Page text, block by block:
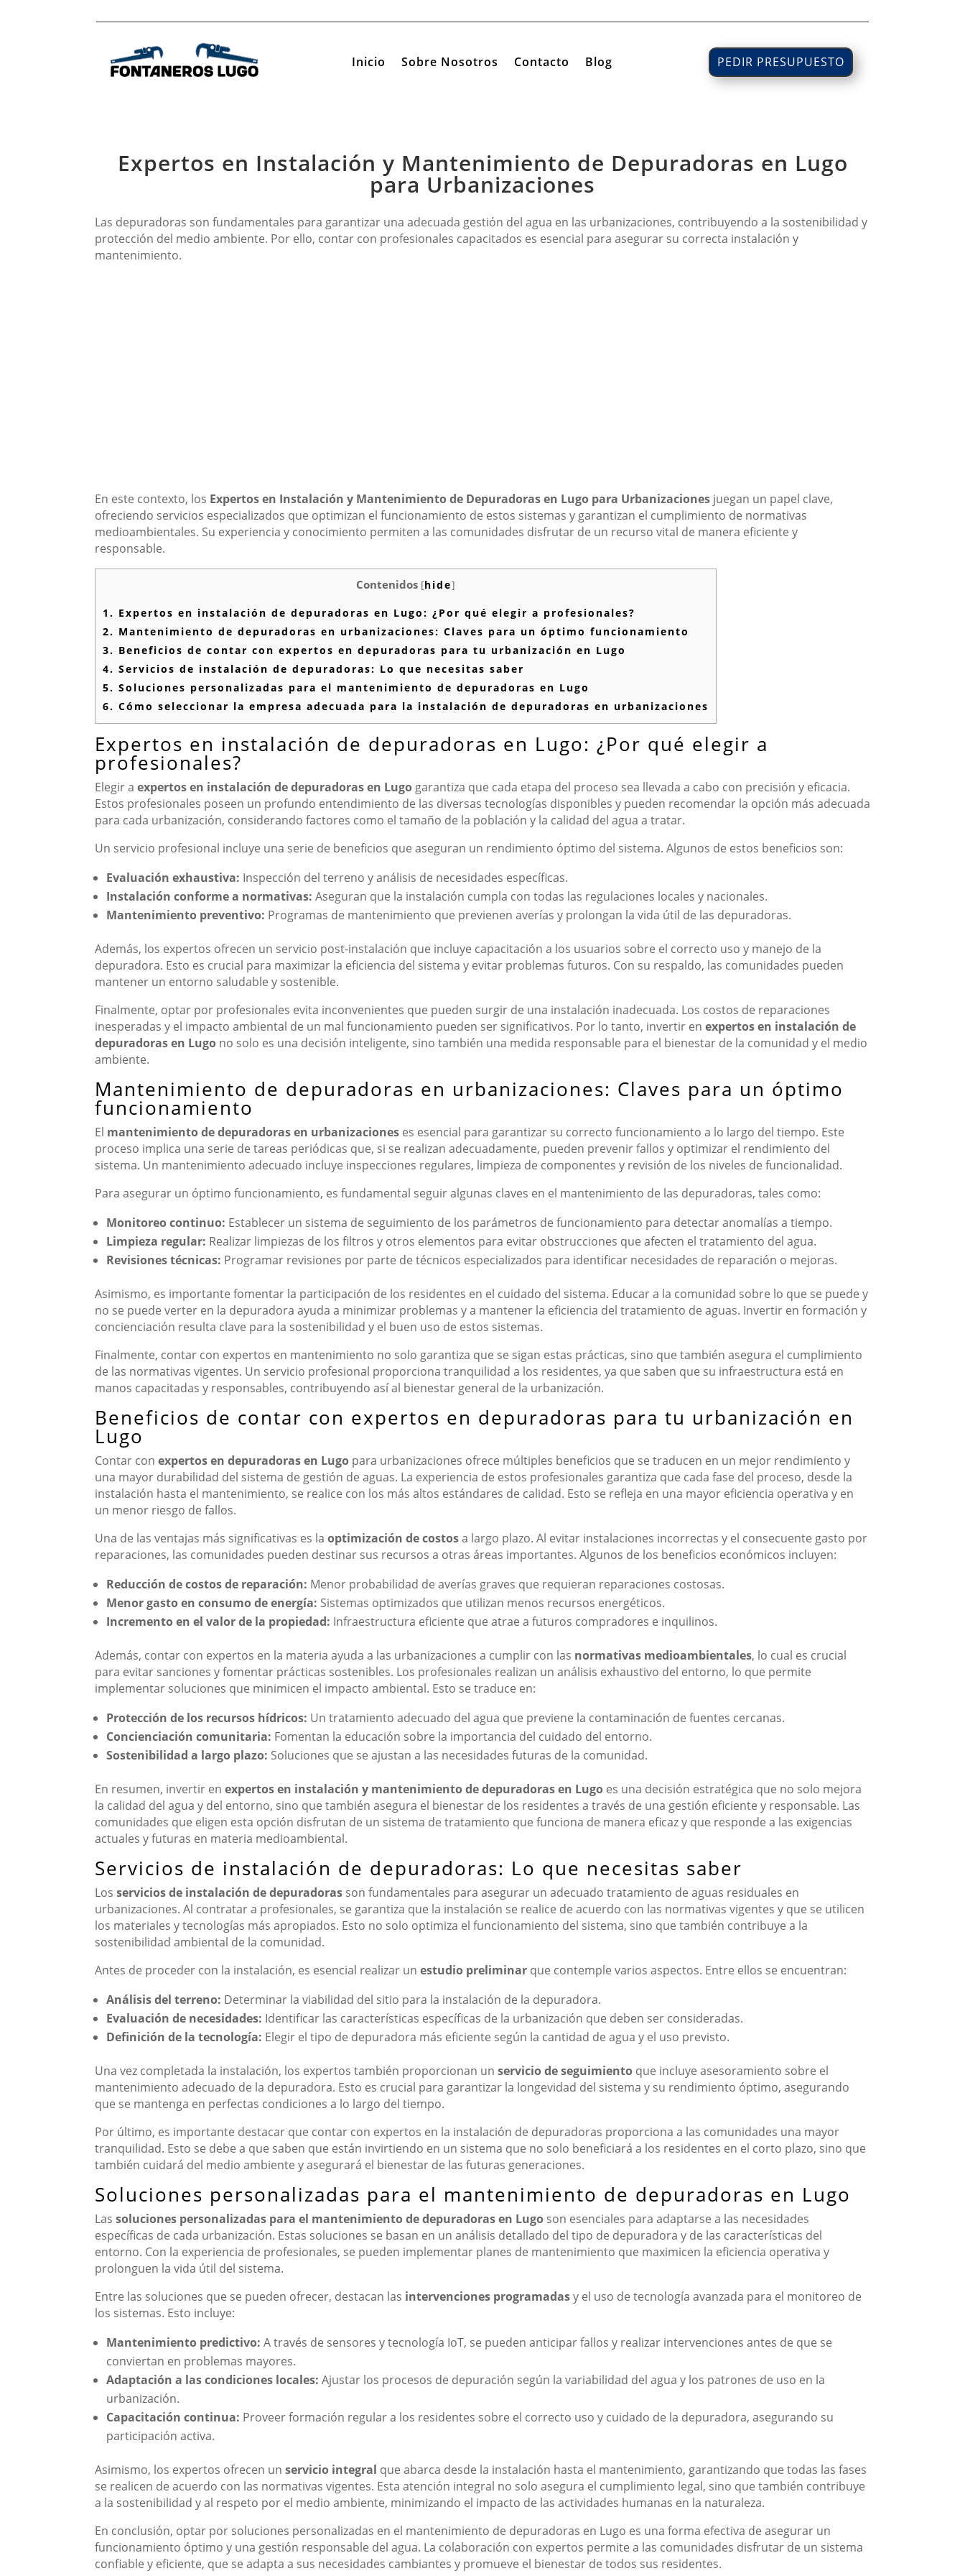
Inicio Sobre Nosotros Contacto Blog PEDIR PRESUPUESTO
Expertos en Instalación y Mantenimiento de Depuradoras en Lugo
para Urbanizaciones
Las depuradoras son fundamentales para garantizar una adecuada gestión del agua en las urbanizaciones, contribuyendo a la sostenibilidad y
protección del medio ambiente. Por ello, contar con profesionales capacitados es esencial para asegurar su correcta instalación y
mantenimiento.
En este contexto, los Expertos en Instalación y Mantenimiento de Depuradoras en Lugo para Urbanizaciones juegan un papel clave,
ofreciendo servicios especializados que optimizan el funcionamiento de estos sistemas y garantizan el cumplimiento de normativas
medioambientales. Su experiencia y conocimiento permiten a las comunidades disfrutar de un recurso vital de manera eficiente y
responsable.
Contenidos [hide]
1. Expertos en instalación de depuradoras en Lugo: ¿Por qué elegir a profesionales?
2. Mantenimiento de depuradoras en urbanizaciones: Claves para un óptimo funcionamiento
3. Beneficios de contar con expertos en depuradoras para tu urbanización en Lugo
4. Servicios de instalación de depuradoras: Lo que necesitas saber
5. Soluciones personalizadas para el mantenimiento de depuradoras en Lugo
6. Cómo seleccionar la empresa adecuada para la instalación de depuradoras en urbanizaciones
Expertos en instalación de depuradoras en Lugo: ¿Por qué elegir a
profesionales?
Elegir a expertos en instalación de depuradoras en Lugo garantiza que cada etapa del proceso sea llevada a cabo con precisión y eficacia.
Estos profesionales poseen un profundo entendimiento de las diversas tecnologías disponibles y pueden recomendar la opción más adecuada
para cada urbanización, considerando factores como el tamaño de la población y la calidad del agua a tratar.
Un servicio profesional incluye una serie de beneficios que aseguran un rendimiento óptimo del sistema. Algunos de estos beneficios son:
Evaluación exhaustiva: Inspección del terreno y análisis de necesidades específicas.
Instalación conforme a normativas: Aseguran que la instalación cumpla con todas las regulaciones locales y nacionales.
Mantenimiento preventivo: Programas de mantenimiento que previenen averías y prolongan la vida útil de las depuradoras.
Además, los expertos ofrecen un servicio post-instalación que incluye capacitación a los usuarios sobre el correcto uso y manejo de la
depuradora. Esto es crucial para maximizar la eficiencia del sistema y evitar problemas futuros. Con su respaldo, las comunidades pueden
mantener un entorno saludable y sostenible.
Finalmente, optar por profesionales evita inconvenientes que pueden surgir de una instalación inadecuada. Los costos de reparaciones
inesperadas y el impacto ambiental de un mal funcionamiento pueden ser significativos. Por lo tanto, invertir en expertos en instalación de
depuradoras en Lugo no solo es una decisión inteligente, sino también una medida responsable para el bienestar de la comunidad y el medio
ambiente.
Mantenimiento de depuradoras en urbanizaciones: Claves para un óptimo
funcionamiento
El mantenimiento de depuradoras en urbanizaciones es esencial para garantizar su correcto funcionamiento a lo largo del tiempo. Este
proceso implica una serie de tareas periódicas que, si se realizan adecuadamente, pueden prevenir fallos y optimizar el rendimiento del
sistema. Un mantenimiento adecuado incluye inspecciones regulares, limpieza de componentes y revisión de los niveles de funcionalidad.
Para asegurar un óptimo funcionamiento, es fundamental seguir algunas claves en el mantenimiento de las depuradoras, tales como:
Monitoreo continuo: Establecer un sistema de seguimiento de los parámetros de funcionamiento para detectar anomalías a tiempo.
Limpieza regular: Realizar limpiezas de los filtros y otros elementos para evitar obstrucciones que afecten el tratamiento del agua.
Revisiones técnicas: Programar revisiones por parte de técnicos especializados para identificar necesidades de reparación o mejoras.
Asimismo, es importante fomentar la participación de los residentes en el cuidado del sistema. Educar a la comunidad sobre lo que se puede y
no se puede verter en la depuradora ayuda a minimizar problemas y a mantener la eficiencia del tratamiento de aguas. Invertir en formación y
concienciación resulta clave para la sostenibilidad y el buen uso de estos sistemas.
Finalmente, contar con expertos en mantenimiento no solo garantiza que se sigan estas prácticas, sino que también asegura el cumplimiento
de las normativas vigentes. Un servicio profesional proporciona tranquilidad a los residentes, ya que saben que su infraestructura está en
manos capacitadas y responsables, contribuyendo así al bienestar general de la urbanización.
Beneficios de contar con expertos en depuradoras para tu urbanización en
Lugo
Contar con expertos en depuradoras en Lugo para urbanizaciones ofrece múltiples beneficios que se traducen en un mejor rendimiento y
una mayor durabilidad del sistema de gestión de aguas. La experiencia de estos profesionales garantiza que cada fase del proceso, desde la
instalación hasta el mantenimiento, se realice con los más altos estándares de calidad. Esto se refleja en una mayor eficiencia operativa y en
un menor riesgo de fallos.
Una de las ventajas más significativas es la optimización de costosa largo plazo. Al evitar instalaciones incorrectas y el consecuente gasto por
reparaciones, las comunidades pueden destinar sus recursos a otras áreas importantes. Algunos de los beneficios económicos incluyen:
Reducción de costos de reparación: Menor probabilidad de averías graves que requieran reparaciones costosas.
Menor gasto en consumo de energía: Sistemas optimizados que utilizan menos recursos energéticos.
Incremento en el valor de la propiedad: Infraestructura eficiente que atrae a futuros compradores e inquilinos.
Además, contar con expertos en la materia ayuda a las urbanizaciones a cumplir con las normativas medioambientales, lo cual es crucial
para evitar sanciones y fomentar prácticas sostenibles. Los profesionales realizan un análisis exhaustivo del entorno, lo que permite
implementar soluciones que minimicen el impacto ambiental. Esto se traduce en:
Protección de los recursos hídricos: Un tratamiento adecuado del agua que previene la contaminación de fuentes cercanas.
Concienciación comunitaria: Fomentan la educación sobre la importancia del cuidado del entorno.
Sostenibilidad a largo plazo: Soluciones que se ajustan a las necesidades futuras de la comunidad.
En resumen, invertir en expertos en instalación y mantenimiento de depuradoras en Lugo es una decisión estratégica que no solo mejora
la calidad del agua y del entorno, sino que también asegura el bienestar de los residentes a través de una gestión eficiente y responsable. Las
comunidades que eligen esta opción disfrutan de un sistema de tratamiento que funciona de manera eficaz y que responde a las exigencias
actuales y futuras en materia medioambiental.
Servicios de instalación de depuradoras: Lo que necesitas saber
Los servicios de instalación de depuradoras son fundamentales para asegurar un adecuado tratamiento de aguas residuales en
urbanizaciones. Al contratar a profesionales, se garantiza que la instalación se realice de acuerdo con las normativas vigentes y que se utilicen
los materiales y tecnologías más apropiados. Esto no solo optimiza el funcionamiento del sistema, sino que también contribuye a la
sostenibilidad ambiental de la comunidad.
Antes de proceder con la instalación, es esencial realizar un estudio preliminar que contemple varios aspectos. Entre ellos se encuentran:
Análisis del terreno: Determinar la viabilidad del sitio para la instalación de la depuradora.
Evaluación de necesidades: Identificar las características específicas de la urbanización que deben ser consideradas.
Definición de la tecnología: Elegir el tipo de depuradora más eficiente según la cantidad de agua y el uso previsto.
Una vez completada la instalación, los expertos también proporcionan un servicio de seguimiento que incluye asesoramiento sobre el
mantenimiento adecuado de la depuradora. Esto es crucial para garantizar la longevidad del sistema y su rendimiento óptimo, asegurando
que se mantenga en perfectas condiciones a lo largo del tiempo.
Por último, es importante destacar que contar con expertos en la instalación de depuradoras proporciona a las comunidades una mayor
tranquilidad. Esto se debe a que saben que están invirtiendo en un sistema que no solo beneficiará a los residentes en el corto plazo, sino que
también cuidará del medio ambiente y asegurará el bienestar de las futuras generaciones.
Soluciones personalizadas para el mantenimiento de depuradoras en Lugo
Las soluciones personalizadas para el mantenimiento de depuradoras en Lugo son esenciales para adaptarse a las necesidades
específicas de cada urbanización. Estas soluciones se basan en un análisis detallado del tipo de depuradora y de las características del
entorno. Con la experiencia de profesionales, se pueden implementar planes de mantenimiento que maximicen la eficiencia operativa y
prolonguen la vida útil del sistema.
Entre las soluciones que se pueden ofrecer, destacan las intervenciones programadasy el uso de tecnología avanzada para el monitoreo de
los sistemas. Esto incluye:
Mantenimiento predictivo: A través de sensores y tecnología IoT, se pueden anticipar fallos y realizar intervenciones antes de que se
conviertan en problemas mayores.
Adaptación a las condiciones locales: Ajustar los procesos de depuración según la variabilidad del agua y los patrones de uso en la
urbanización.
Capacitación continua: Proveer formación regular a los residentes sobre el correcto uso y cuidado de la depuradora, asegurando su
participación activa.
Asimismo, los expertos ofrecen un servicio integral que abarca desde la instalación hasta el mantenimiento, garantizando que todas las fases
se realicen de acuerdo con las normativas vigentes. Esta atención integral no solo asegura el cumplimiento legal, sino que también contribuye
a la sostenibilidad y al respeto por el medio ambiente, minimizando el impacto de las actividades humanas en la naturaleza.
En conclusión, optar por soluciones personalizadas en el mantenimiento de depuradoras en Lugo es una forma efectiva de asegurar un
funcionamiento óptimo y una gestión responsable del agua. La colaboración con expertos permite a las comunidades disfrutar de un sistema
confiable y eficiente, que se adapta a sus necesidades cambiantes y promueve el bienestar de todos sus residentes.